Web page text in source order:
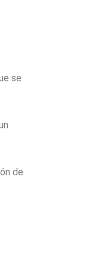
se
de